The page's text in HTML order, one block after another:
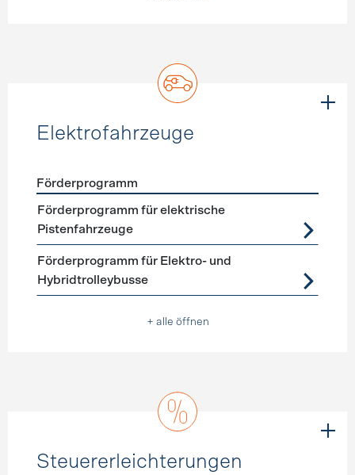
Elektrofahrzeuge
Förderprogramme Elektrofahrzeuge
Förderprogramm
Förderprogramm für elektrische
Pistenfahrzeuge
Förderprogramm für Elektro- und
Hybridtrolleybusse
+ alle öffnen
Steuererleichterungen